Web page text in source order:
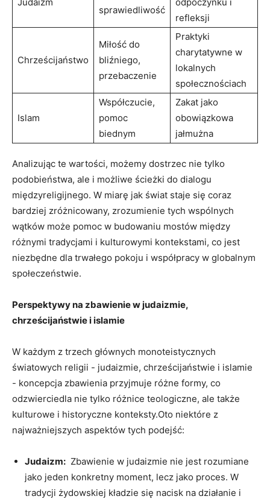
sprawiedliwość
refleksji
Chrześcijaństwo
Miłość⁢ do
bliźniego,
przebaczenie
Praktyki
charytatywne w
lokalnych⁣
społecznościach
Islam
Współczucie,‍
pomoc‌
biednym
Zakat jako
obowiązkowa
jałmużna
Analizując ‍te wartości, możemy dostrzec nie tylko‍
podobieństwa, ale i⁤ możliwe ‍ścieżki do dialogu
międzyreligijnego. W miarę jak świat⁤ staje się coraz⁣
bardziej zróżnicowany, zrozumienie⁣ tych wspólnych
wątków może⁤ pomoc w budowaniu ‌mostów między⁤
różnymi tradycjami i kulturowymi kontekstami, co jest
niezbędne‌ dla trwałego‍ pokoju i współpracy w globalnym
społeczeństwie.
Perspektywy na zbawienie w judaizmie,
⁤chrześcijaństwie i islamie
W każdym z trzech głównych monoteistycznych
⁤światowych‌ religii ⁤-‌ judaizmie, chrześcijaństwie ‍i islamie⁢
-⁢ koncepcja⁢ zbawienia przyjmuje różne formy, co
odzwierciedla nie tylko różnice teologiczne, ale ​także
‍kulturowe i historyczne konteksty.Oto niektóre z
najważniejszych⁣ aspektów tych podejść:
Judaizm: ‌ Zbawienie w judaizmie nie ⁢jest rozumiane⁣
jako jeden konkretny ⁤moment, lecz jako proces. W
‍tradycji żydowskiej ‍kładzie ​się nacisk na działanie i